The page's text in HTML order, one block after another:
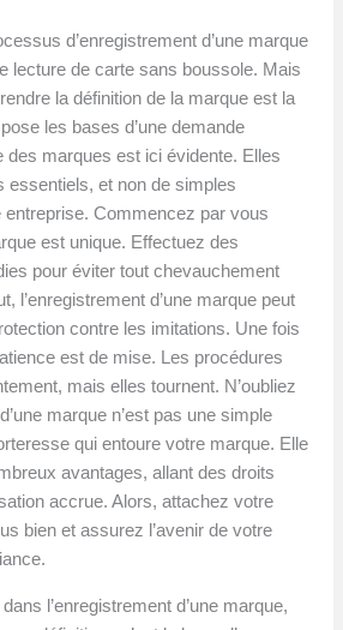
d’enregistrement d’une marque
lecture de carte sans boussole. Mais
la définition de la marque est la
les bases d’une demande
des marques est ici évidente. Elles
essentiels, et non de simples
Commencez par vous
est unique. Effectuez des
pour éviter tout chevauchement
l’enregistrement d’une marque peut
contre les imitations. Une fois
est de mise. Les procédures
mais elles tournent. N’oubliez
marque n’est pas une simple
qui entoure votre marque. Elle
avantages, allant des droits
accrue. Alors, attachez votre
bien et assurez l’avenir de votre
l’enregistrement d’une marque,